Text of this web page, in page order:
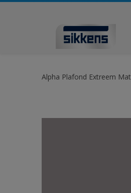
Alpha Plafond Extreem Mat